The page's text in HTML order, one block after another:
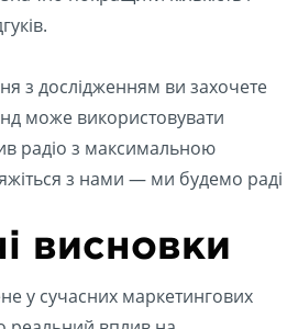
з дослідженням ви захочете
може використовувати
радіо з максимальною
з нами — ми будемо раді
висновки
у сучасних маркетингових